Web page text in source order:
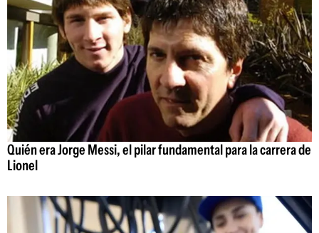
Quién era Jorge Messi, el pilar fundamental para la carrera de
Lionel